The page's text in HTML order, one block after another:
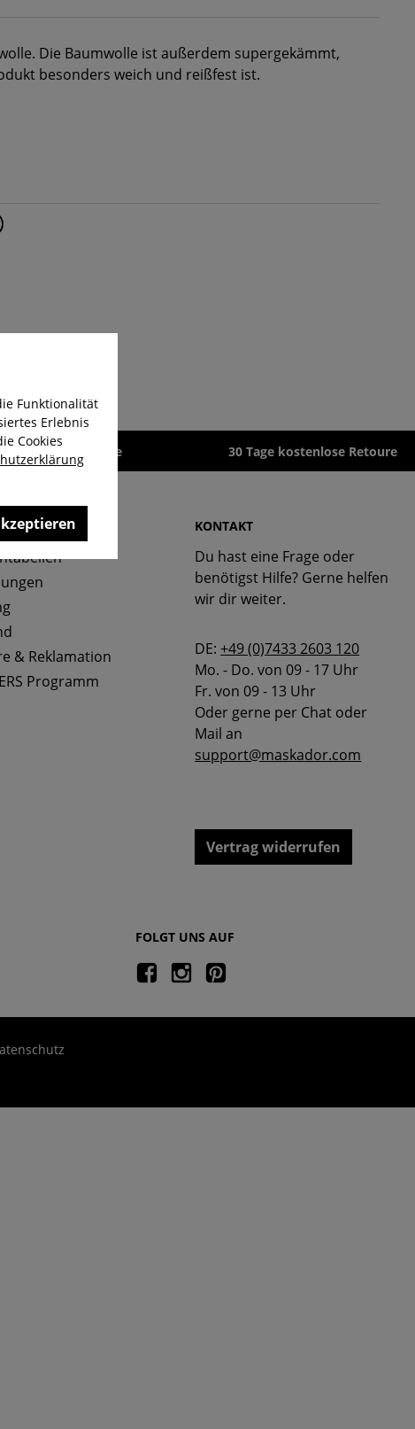
Die Baumwolle ist außerdem supergekämmt,
besonders weich und reißfest ist.
1-3 Werktage 30 Tage kostenlose Retoure
& FAQ
& Reklamation
Programm
KONTAKT
Du hast eine Frage oder
benötigst Hilfe? Gerne helfen
wir dir weiter.
DE:+49 (0)7433 2603 120
Mo. - Do. von 09 - 17 Uhr
Fr. von 09 - 13 Uhr
Oder gerne per Chat oder
Mail an
support@maskador.com
Vertrag widerrufen
FOLGT UNS AUF
Funktionalität
Erlebnis
Cookies